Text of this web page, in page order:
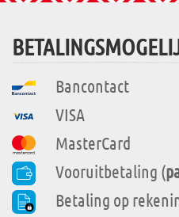
Bancontact
VISA
MasterCard
Vooruitbetaling (
Betaling op